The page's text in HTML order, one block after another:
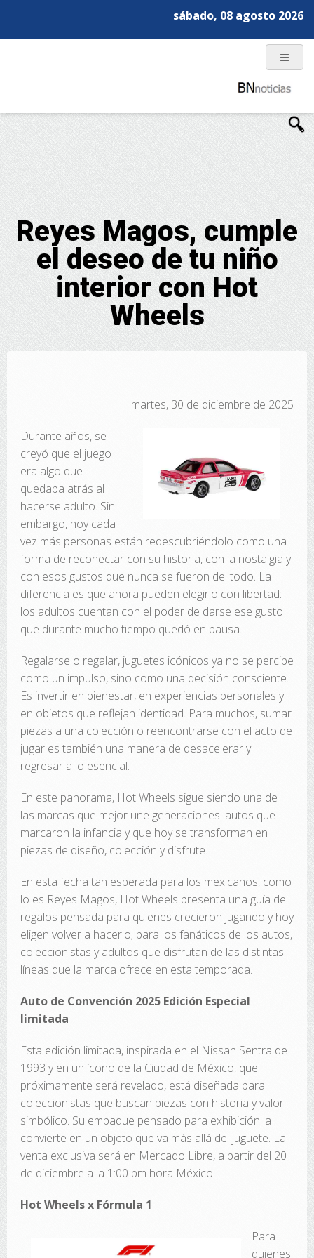
sábado, 08 agosto 2026
Reyes Magos, cumple
el deseo de tu niño
interior con Hot
Wheels
martes, 30 de diciembre de 2025
Durante años, se
creyó que el juego
era algo que
quedaba atrás al
hacerse adulto. Sin
embargo, hoy cada
vez más personas están redescubriéndolo como una
forma de reconectar con su historia, con la nostalgia y
con esos gustos que nunca se fueron del todo. La
diferencia es que ahora pueden elegirlo con libertad:
los adultos cuentan con el poder de darse ese gusto
que durante mucho tiempo quedó en pausa.
Regalarse o regalar, juguetes icónicos ya no se percibe
como un impulso, sino como una decisión consciente.
Es invertir en bienestar, en experiencias personales y
en objetos que reflejan identidad. Para muchos, sumar
piezas a una colección o reencontrarse con el acto de
jugar es también una manera de desacelerar y
regresar a lo esencial.
En este panorama, Hot Wheels sigue siendo una de
las marcas que mejor une generaciones: autos que
marcaron la infancia y que hoy se transforman en
piezas de diseño, colección y disfrute.
En esta fecha tan esperada para los mexicanos, como
lo es Reyes Magos, Hot Wheels presenta una guía de
regalos pensada para quienes crecieron jugando y hoy
eligen volver a hacerlo; para los fanáticos de los autos,
coleccionistas y adultos que disfrutan de las distintas
líneas que la marca ofrece en esta temporada.
Auto de Convención 2025 Edición Especial
limitada
Esta edición limitada, inspirada en el Nissan Sentra de
1993 y en un ícono de la Ciudad de México, que
próximamente será revelado, está diseñada para
coleccionistas que buscan piezas con historia y valor
simbólico. Su empaque pensado para exhibición la
convierte en un objeto que va más allá del juguete. La
venta exclusiva será en Mercado Libre, a partir del 20
de diciembre a la 1:00 pm hora México.
Hot Wheels x Fórmula 1
Para
quienes